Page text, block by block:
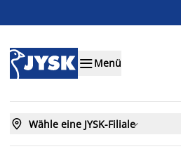
Menü
 Wähle eine JYSK-Filiale